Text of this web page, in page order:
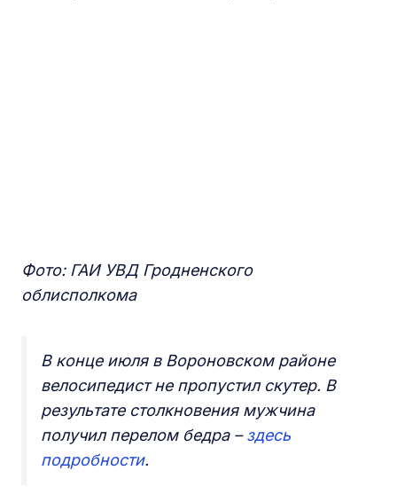
Фото: ГАИ УВД Гродненского
облисполкома
В конце июля в Вороновском районе
велосипедист не пропустил скутер. В
результате столкновения мужчина
получил перелом бедра –здесь
подробности.